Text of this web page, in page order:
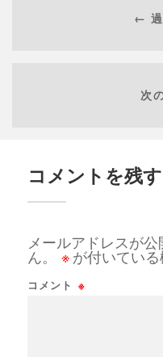
← 過
次
コメントを残す
メールアドレスが
ん。
※ が付いてい
コメント ※